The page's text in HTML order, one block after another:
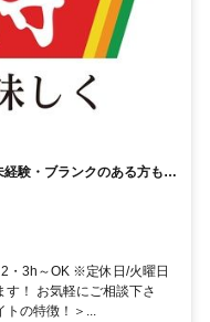
験・ブランクのある方も大
・3h～OK ※定休日/火曜日
！ お気軽にご相談下さ
トの特徴！＞...